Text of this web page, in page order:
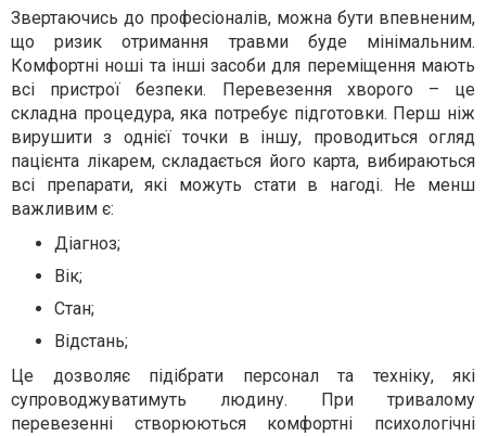
Звертаючись до професіоналів, можна бути впевненим,
що ризик отримання травми буде мінімальним.
Комфортні ноші та інші засоби для переміщення мають
всі пристрої безпеки. Перевезення хворого – це
складна процедура, яка потребує підготовки. Перш ніж
вирушити з однієї точки в іншу, проводиться огляд
пацієнта лікарем, складається його карта, вибираються
всі препарати, які можуть стати в нагоді. Не менш
важливим є:
Діагноз;
Вік;
Стан;
Відстань;
Це дозволяє підібрати персонал та техніку, які
супроводжуватимуть людину. При тривалому
перевезенні створюються комфортні психологічні